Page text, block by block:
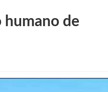
de